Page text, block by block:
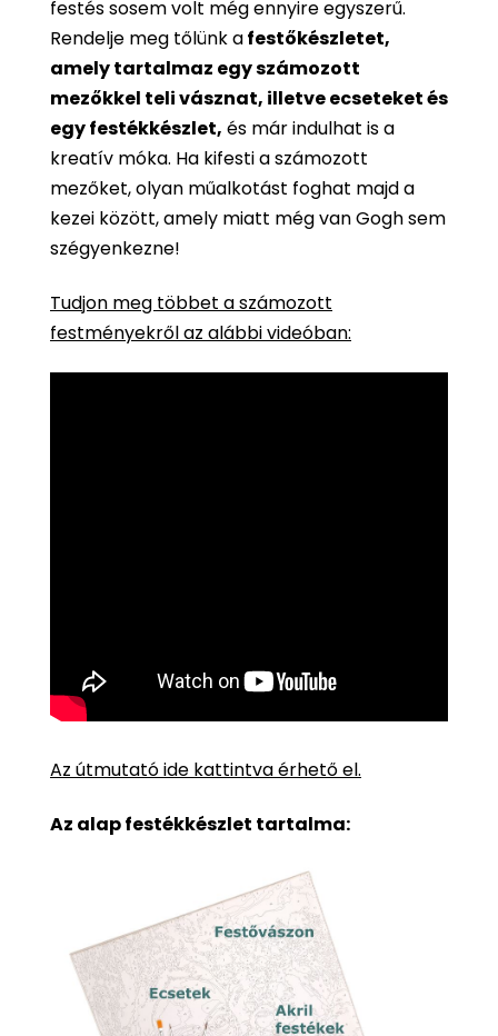
festés sosem volt még ennyire egyszerű.
Rendelje meg tőlünk afestőkészletet,
amely tartalmaz egy számozott
mezőkkel teli vásznat, illetve ecseteket és
egy festékkészlet, és már indulhat is a
kreatív móka. Ha kifesti a számozott
mezőket, olyan műalkotást foghat majd a
kezei között, amely miatt még van Gogh sem
szégyenkezne!
Tudjon meg többet a számozott
festményekről az alábbi videóban:
Az útmutató ide kattintva érhető el.
Az alap festékkészlet tartalma: